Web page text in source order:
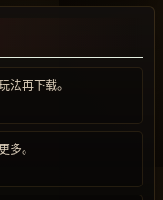
法再下载。
多。